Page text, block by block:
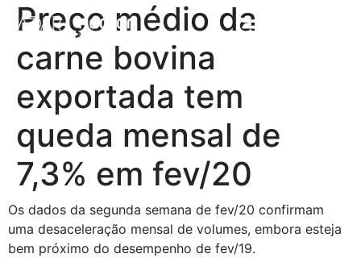
Preço médio da
carne bovina
exportada tem
queda mensal de
7,3% em fev/20
Os dados da segunda semana de fev/20 confirmam
uma desaceleração mensal de volumes, embora esteja
bem próximo do desempenho de fev/19.